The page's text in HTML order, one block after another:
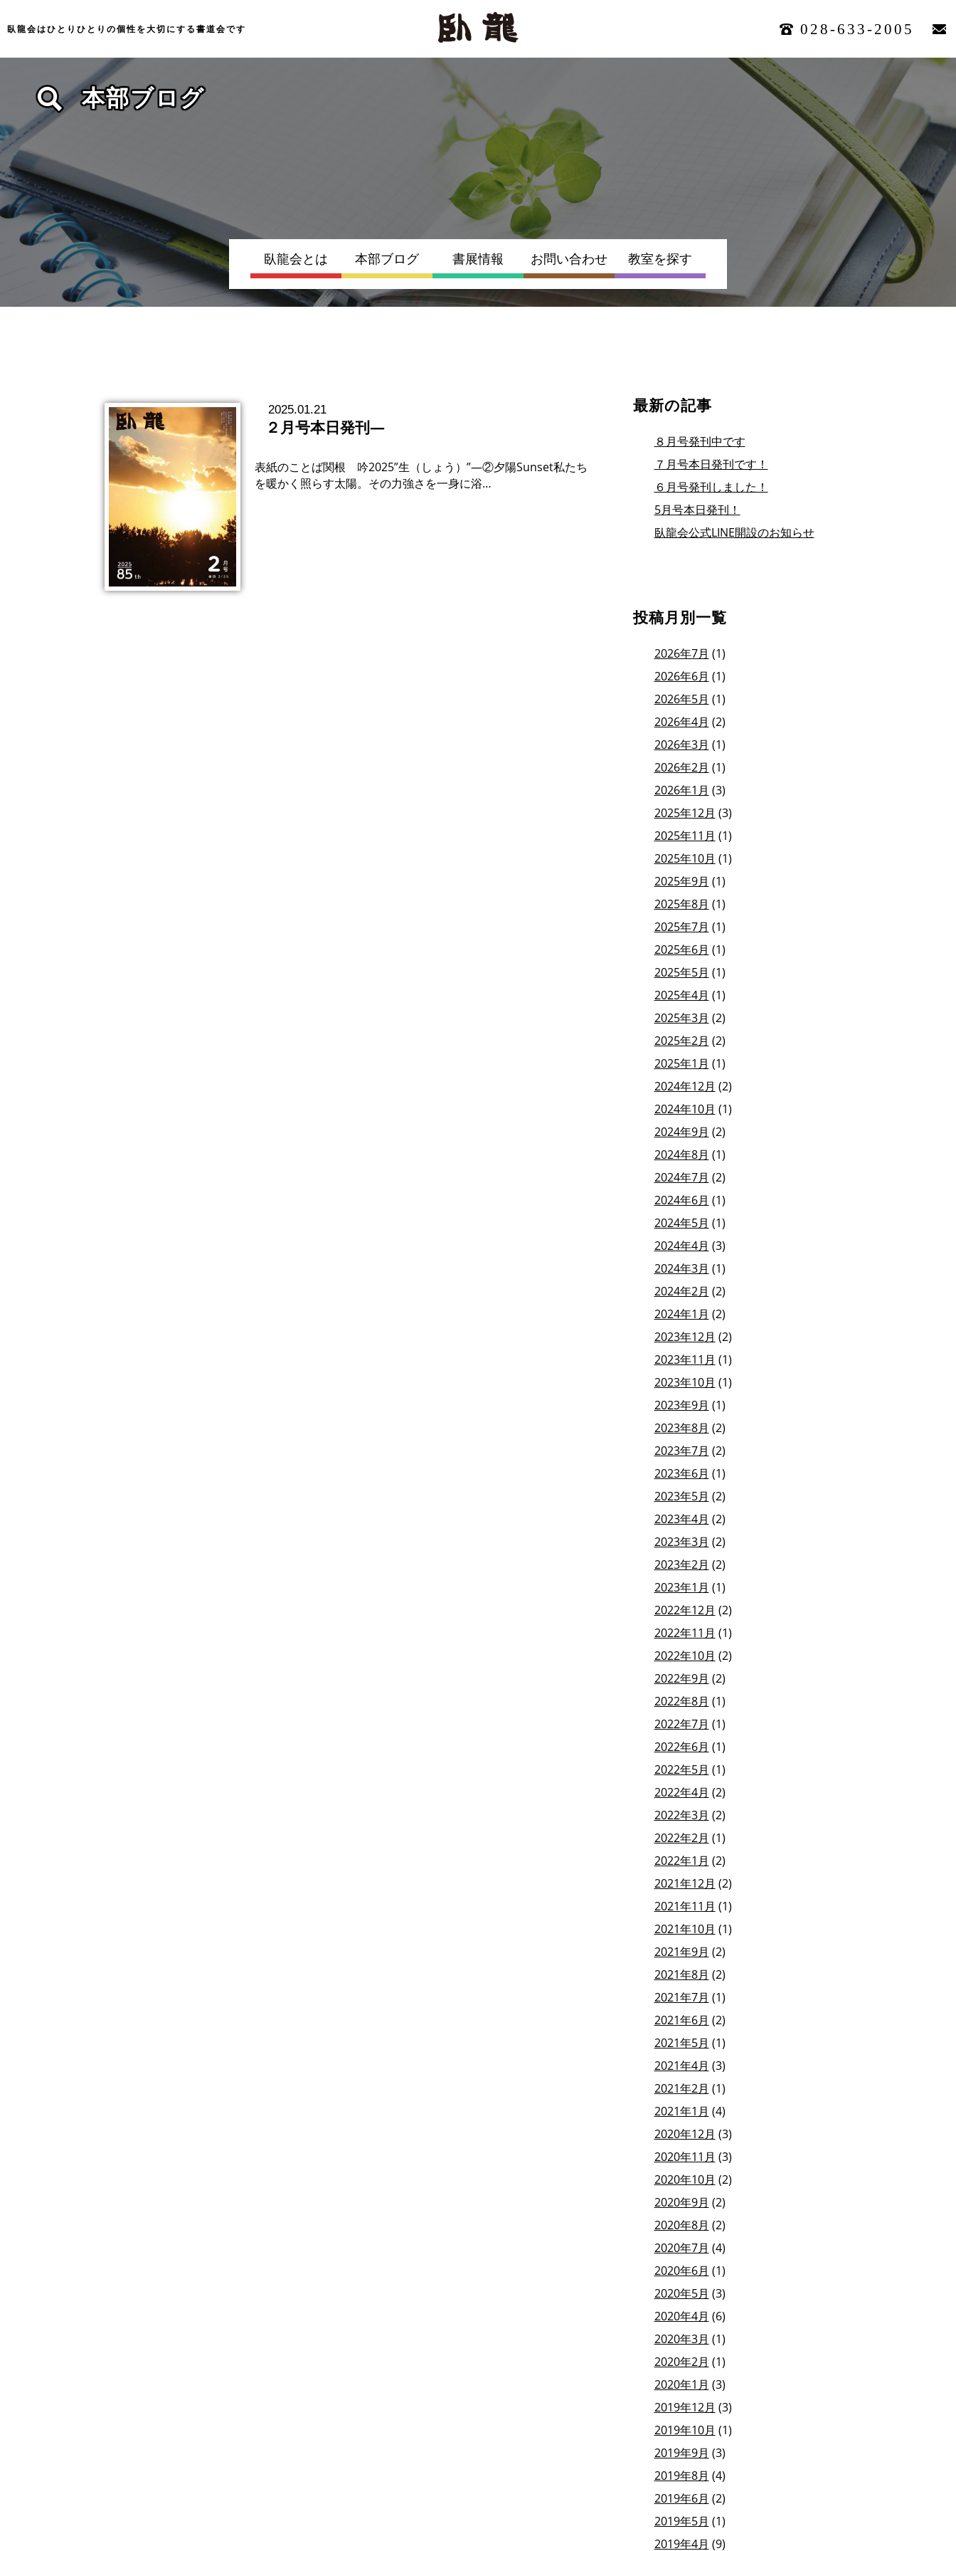
臥龍会はひとりひとりの個性を大切にする 書道会です 028-633-2005
臥龍会とは 本部ブログ 書展情報 お問い合わせ 教室を探す
本部ブログ
2025.01.21
２月号本日発刊―
表紙のことば関根 吟2025”生（しょう）”―②夕陽Sunset私たち
を暖かく照らす太陽。その力強さを一身に浴…
最新の記事
８月号発刊中です
７月号本日発刊です！
６月号発刊しました！
5月号本日発刊！
臥龍会公式LINE開設のお知らせ
投稿月別一覧
2026年7月 (1)
2026年6月 (1)
2026年5月 (1)
2026年4月 (2)
2026年3月 (1)
2026年2月 (1)
2026年1月 (3)
2025年12月 (3)
2025年11月 (1)
2025年10月 (1)
2025年9月 (1)
2025年8月 (1)
2025年7月 (1)
2025年6月 (1)
2025年5月 (1)
2025年4月 (1)
2025年3月 (2)
2025年2月 (2)
2025年1月 (1)
2024年12月 (2)
2024年10月 (1)
2024年9月 (2)
2024年8月 (1)
2024年7月 (2)
2024年6月 (1)
2024年5月 (1)
2024年4月 (3)
2024年3月 (1)
2024年2月 (2)
2024年1月 (2)
2023年12月 (2)
2023年11月 (1)
2023年10月 (1)
2023年9月 (1)
2023年8月 (2)
2023年7月 (2)
2023年6月 (1)
2023年5月 (2)
2023年4月 (2)
2023年3月 (2)
2023年2月 (2)
2023年1月 (1)
2022年12月 (2)
2022年11月 (1)
2022年10月 (2)
2022年9月 (2)
2022年8月 (1)
2022年7月 (1)
2022年6月 (1)
2022年5月 (1)
2022年4月 (2)
2022年3月 (2)
2022年2月 (1)
2022年1月 (2)
2021年12月 (2)
2021年11月 (1)
2021年10月 (1)
2021年9月 (2)
2021年8月 (2)
2021年7月 (1)
2021年6月 (2)
2021年5月 (1)
2021年4月 (3)
2021年2月 (1)
2021年1月 (4)
2020年12月 (3)
2020年11月 (3)
2020年10月 (2)
2020年9月 (2)
2020年8月 (2)
2020年7月 (4)
2020年6月 (1)
2020年5月 (3)
2020年4月 (6)
2020年3月 (1)
2020年2月 (1)
2020年1月 (3)
2019年12月 (3)
2019年10月 (1)
2019年9月 (3)
2019年8月 (4)
2019年6月 (2)
2019年5月 (1)
2019年4月 (9)